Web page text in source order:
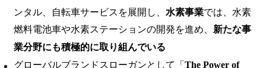
ンタル、自転車サービスを展開し、 水素事業では、水素
燃料電池車や水素ステーションの開発を進め、 新たな事
業分野にも積極的に取り組んでいる
グローバルブランドスローガンとして「 The Power of